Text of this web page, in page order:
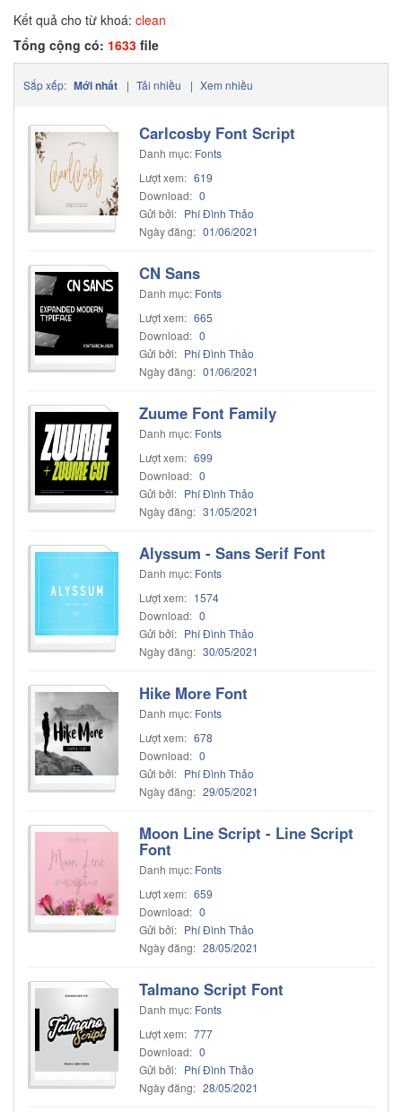
Kết quả cho từ khoá: clean
Tổng cộng có: 1633 file
Sắp xếp: Mới nhất | Tải nhiều | Xem nhiều
Carlcosby Font Script
Danh mục: Fonts
Lượt xem: 619
Download: 0
Gửi bởi: Phí Đình Thảo
Ngày đăng: 01/06/2021
CN Sans
Danh mục: Fonts
Lượt xem: 665
Download: 0
Gửi bởi: Phí Đình Thảo
Ngày đăng: 01/06/2021
Zuume Font Family
Danh mục: Fonts
Lượt xem: 699
Download: 0
Gửi bởi: Phí Đình Thảo
Ngày đăng: 31/05/2021
Alyssum - Sans Serif Font
Danh mục: Fonts
Lượt xem: 1574
Download: 0
Gửi bởi: Phí Đình Thảo
Ngày đăng: 30/05/2021
Hike More Font
Danh mục: Fonts
Lượt xem: 678
Download: 0
Gửi bởi: Phí Đình Thảo
Ngày đăng: 29/05/2021
Moon Line Script - Line Script
Font
Danh mục: Fonts
Lượt xem: 659
Download: 0
Gửi bởi: Phí Đình Thảo
Ngày đăng: 28/05/2021
Talmano Script Font
Danh mục: Fonts
Lượt xem: 777
Download: 0
Gửi bởi: Phí Đình Thảo
Ngày đăng: 28/05/2021